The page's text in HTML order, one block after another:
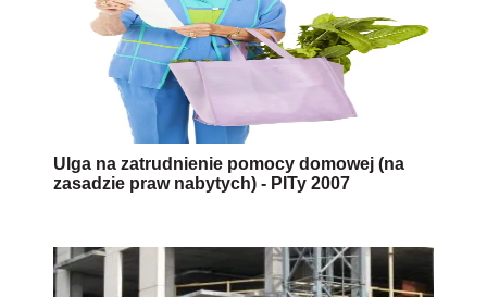
Ulga na zatrudnienie pomocy domowej (na
zasadzie praw nabytych) - PITy 2007